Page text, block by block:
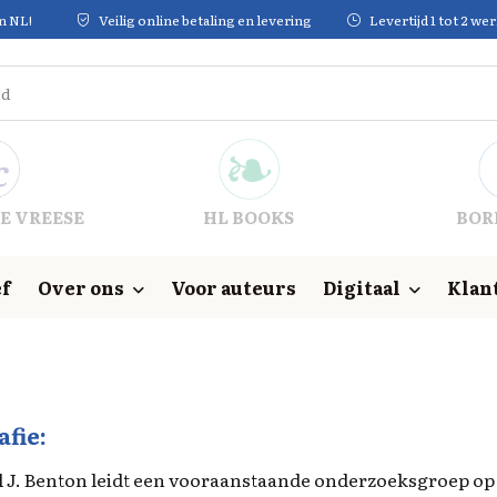
NL! Veilig online betaling en levering Levertijd 1 tot 2
VREESE HL BOOKS
Over ons Voor auteurs Digitaal
Benton leidt een vooraanstaande onderzoeksgroep